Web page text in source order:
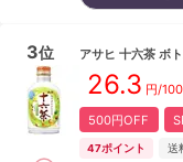
3位 アサヒ 十六茶 ボ
26.3 円/
500円OFF
47ポイント 送